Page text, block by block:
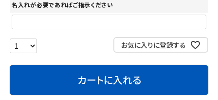
名入れが必要であればご指示ください
お気に入りに登録する
カートに入れる